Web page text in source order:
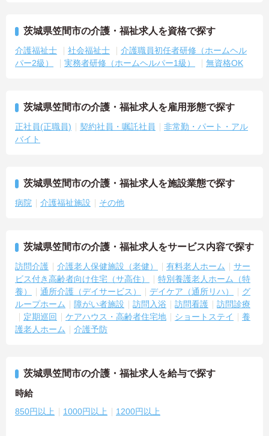
茨城県笠間市の介護・福祉求人を資格で探す
介護福祉士 社会福祉士
介護職員初任者研修（ホームヘル
パー2級）
実務者研修（ホームヘルパー1級） 無資格OK
茨城県笠間市の介護・福祉求人を雇用形態で探す
正社員(正職員) 契約社員・嘱託社員
非常勤・パート・アル
バイト
茨城県笠間市の介護・福祉求人を施設業態で探す
病院 介護福祉施設 その他
茨城県笠間市の介護・福祉求人をサービス内容で探す
訪問介護 介護老人保健施設（老健） 有料老人ホーム
サー
ビス付き高齢者向け住宅（サ高住）
特別養護老人ホーム（特
養）
通所介護（デイサービス） デイケア（通所リハ）
グ
ループホーム
障がい者施設 訪問入浴 訪問看護
訪問診療
定期巡回
ケアハウス・高齢者住宅地 ショートステイ
養
護老人ホーム
介護予防
茨城県笠間市の介護・福祉求人を給与で探す
時給
850円以上 1000円以上 1200円以上